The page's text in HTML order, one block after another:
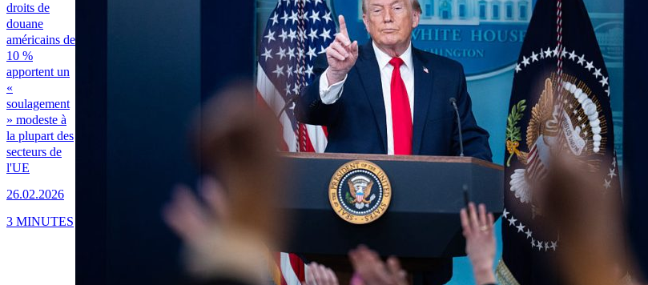
droits de
douane
américains de
10 %
apportent un
«
soulagement
» modeste à
la plupart des
secteurs de
l'UE
26.02.2026
3 MINUTES